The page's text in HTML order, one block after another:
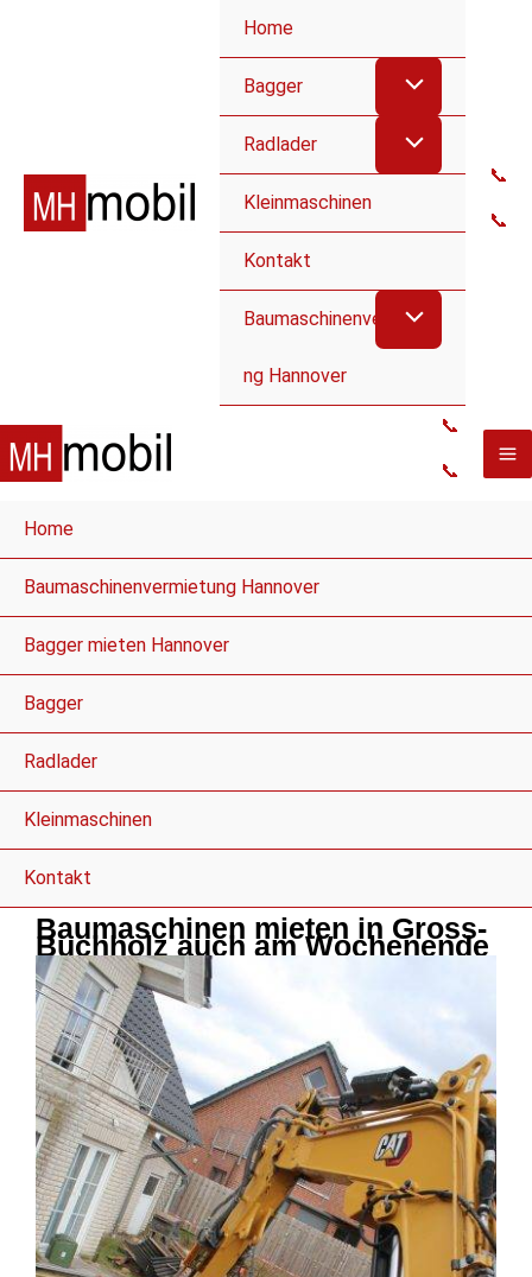
Home
Bagger
Radlader
Kleinmaschinen
Kontakt
Baumaschinenvermietu
ng Hannover
📞
📞
📞
📞
Home
Baumaschinenvermietung Hannover
Bagger mieten Hannover
Bagger
Radlader
Kleinmaschinen
Kontakt
Baumaschinen mieten in Gross-
Buchholz auch am Wochenende